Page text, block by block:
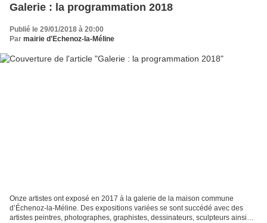
Galerie : la programmation 2018
Publié le 29/01/2018 à 20:00
Par mairie d'Echenoz-la-Méline
Onze artistes ont exposé en 2017 à la galerie de la maison commune
d’Échenoz-la-Méline. Des expositions variées se sont succédé avec des
artistes peintres, photographes, graphistes, dessinateurs, sculpteurs ainsi